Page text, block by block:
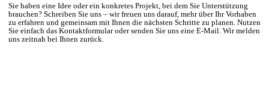
Sie haben eine Idee oder ein konkretes Projekt, bei dem Sie Unterstützung
brauchen? Schreiben Sie uns – wir freuen uns darauf, mehr über Ihr Vorhaben
zu erfahren und gemeinsam mit Ihnen die nächsten Schritte zu planen. Nutzen
Sie einfach das Kontaktformular oder senden Sie uns eine E-Mail. Wir melden
uns zeitnah bei Ihnen zurück.